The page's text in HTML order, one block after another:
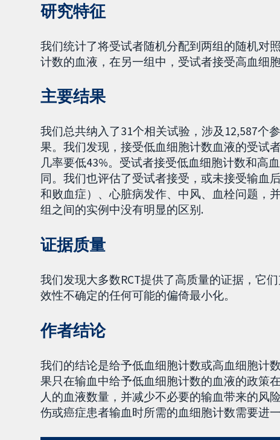
研究特征
我们统计了将受试者随机分配到两组的随机对
计数的血液，在另一组中，受试者接受高血细
主要结果
我们总共纳入了31个相关试验，涉及12,587个
果。我们发现，接受低血细胞计数血液的受试
几率要低43%。受试者接受低血细胞计数和高
同。我们也评估了受试者接受，或未接受输血
和败血症）、心脏病发作、中风、血栓问题，
组之间的实例中没有明显的区别.
证据质量
我们发现大多数RCT提供了高质量的证据，它
效性不确定的任何可能的偏倚最小化。
作者结论
我们的结论是给予低血细胞计数或高血细胞计
果只在输血中给予低血细胞计数的血液的政策
人的血液数量，并减少不必要的输血带来的风
伤或癌症患者输血时所需的血细胞计数需要进